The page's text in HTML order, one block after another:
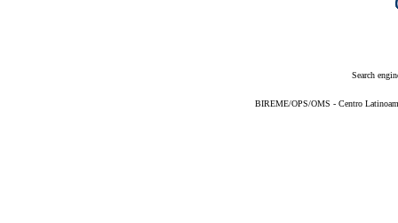
Search
BIREME/OPS/OMS - Centro